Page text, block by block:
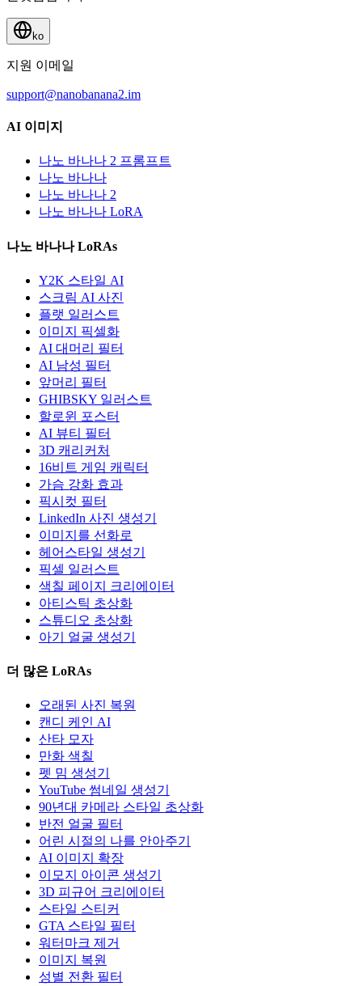
ko
지원 이메일
support@nanobanana2.im
AI 이미지
나노 바나나 2 프롬프트
나노 바나나
나노 바나나 2
나노 바나나 LoRA
나노 바나나 LoRAs
Y2K 스타일 AI
스크림 AI 사진
플랫 일러스트
이미지 픽셀화
AI 대머리 필터
AI 남성 필터
앞머리 필터
GHIBSKY 일러스트
할로윈 포스터
AI 뷰티 필터
3D 캐리커처
16비트 게임 캐릭터
가슴 강화 효과
픽시컷 필터
LinkedIn 사진 생성기
이미지를 선화로
헤어스타일 생성기
픽셀 일러스트
색칠 페이지 크리에이터
아티스틱 초상화
스튜디오 초상화
아기 얼굴 생성기
더 많은 LoRAs
오래된 사진 복원
캔디 케인 AI
산타 모자
만화 색칠
펫 밈 생성기
YouTube 썸네일 생성기
90년대 카메라 스타일 초상화
반전 얼굴 필터
어린 시절의 나를 안아주기
AI 이미지 확장
이모지 아이콘 생성기
3D 피규어 크리에이터
스타일 스티커
GTA 스타일 필터
워터마크 제거
이미지 복원
성별 전환 필터